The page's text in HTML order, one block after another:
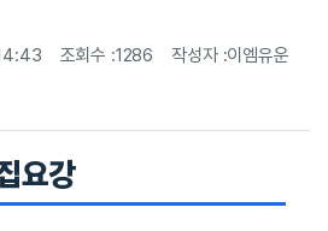
조회수 :1286 작성자 :이엠유운
요강